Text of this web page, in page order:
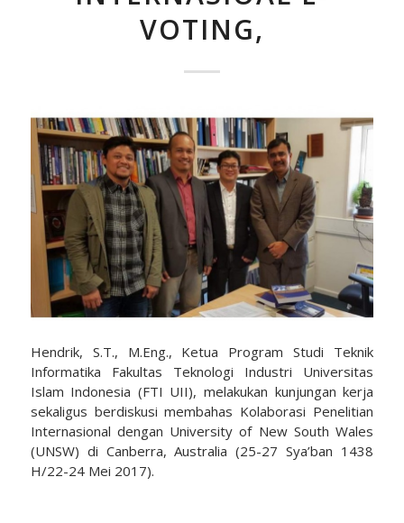
VOTING,
Hendrik, S.T., M.Eng., Ketua Program Studi Teknik
Informatika Fakultas Teknologi Industri Universitas
Islam Indonesia (FTI UII), melakukan kunjungan kerja
sekaligus berdiskusi membahas Kolaborasi Penelitian
Internasional dengan University of New South Wales
(UNSW) di Canberra, Australia (25-27 Sya’ban 1438
H/22-24 Mei 2017).